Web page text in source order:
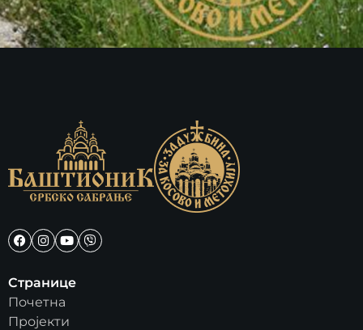
Странице
Почетна
Пројекти